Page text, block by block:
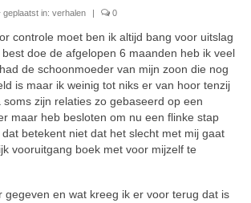
geplaatst in: verhalen | 0
controle moet ben ik altijd bang voor uitslag
doe de afgelopen 6 maanden heb ik veel
de schoonmoeder van mijn zoon die nog
is maar ik weinig tot niks er van hoor tenzij
soms zijn relaties zo gebaseerd op een
maar heb besloten om nu een flinke stap
betekent niet dat het slecht met mij gaat
vooruitgang boek met voor mijzelf te
gegeven en wat kreeg ik er voor terug dat is